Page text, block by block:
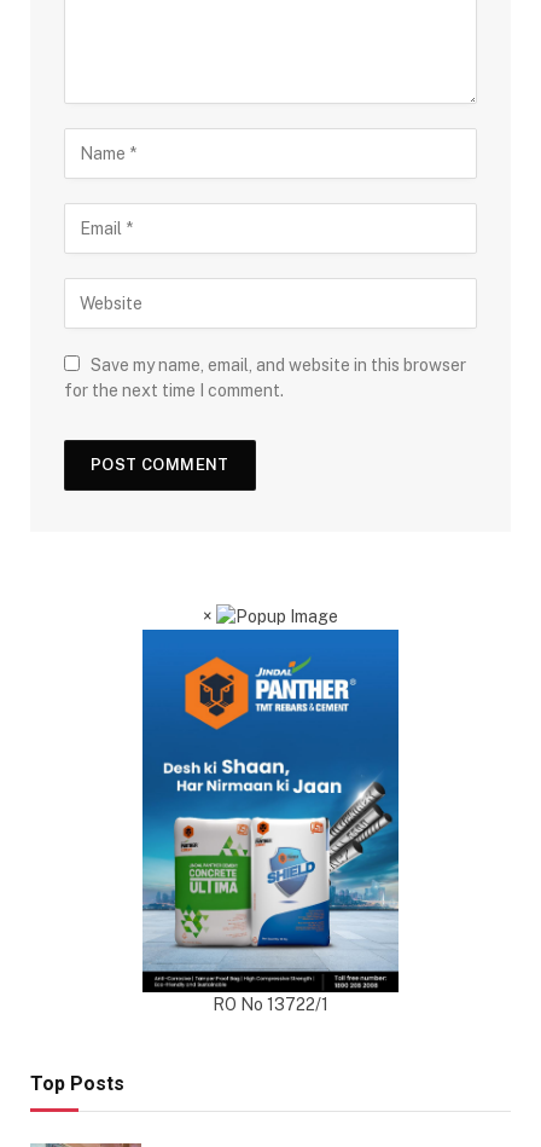
Save my name, email, and website in this browser
for the next time I comment.
×
RO No 13722/1
Top Posts